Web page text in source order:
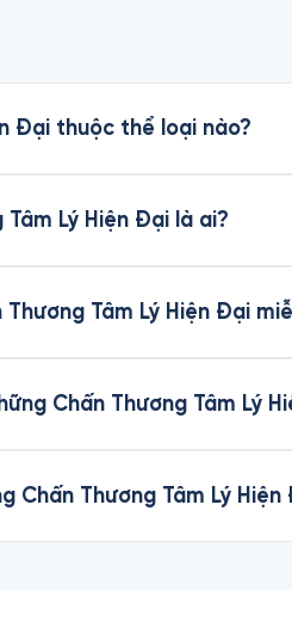
Đại thuộc thể loại nào?
Lý Hiện Đại là ai?
Tâm Lý Hiện Đại
Chấn Thương Tâm Lý
Chấn Thương Tâm Lý Hiện